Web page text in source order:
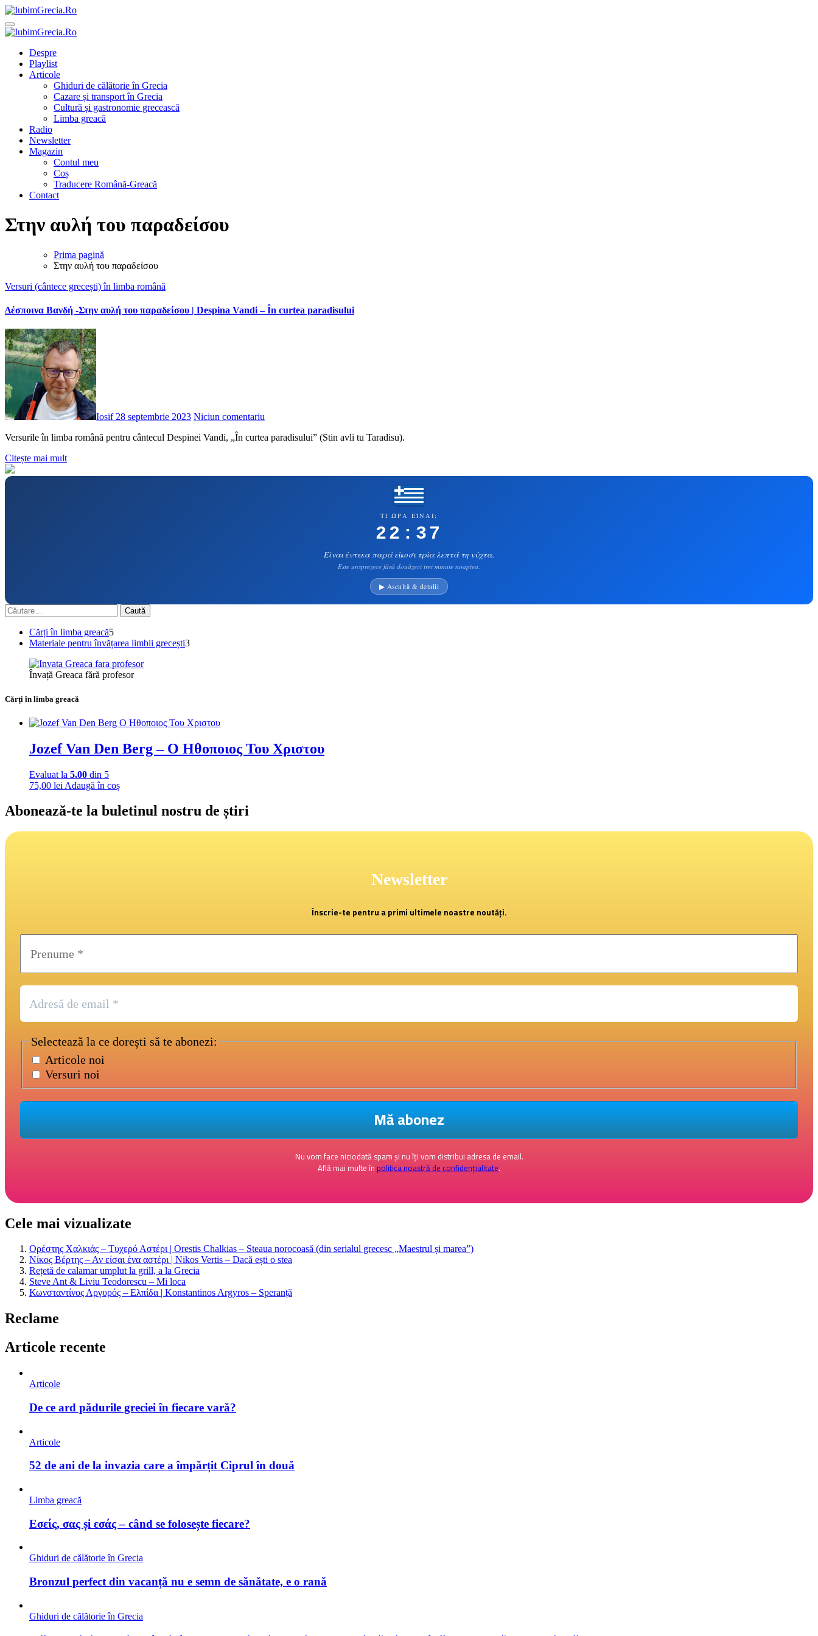
Sari
la
conținut
IubimGrecia.Ro
Ghiduri de călătorie, gastronomie și muzică grecească
Ghiduri de călătorie, gastronomie și muzică grecească
Despre
Playlist
Articole
Ghiduri de călătorie în Grecia
Cazare și transport în Grecia
Cultură și gastronomie grecească
Limba greacă
Radio
Newsletter
Magazin
Contul meu
Coș
Traducere Română-Greacă
Contact
Στην αυλή του παραδείσου
Prima pagină
Στην αυλή του παραδείσου
Versuri (cântece grecești) în limba română
Δέσποινα Βανδή -Στην αυλή του παραδείσου | Despina Vandi – În curtea paradisului
Iosif28 septembrie 2023 Niciun comentariu
Versurile în limba română pentru cântecul Despinei Vandi, „În curtea paradisului” (Stin avli tu Taradisu).
Citește mai mult
ΤΙ ΏΡΑ ΕΊΝΑΙ;
22:37
Είναι έντεκα παρά είκοσι τρία λεπτά τη νύχτα.
Este unsprezece fără douăzeci trei minute noaptea.
▶ Ascultă & detalii
Caută
după:
Cărți în limba greacă55
produse
Materiale pentru învățarea limbii grecești33
Învață Greaca fără profesor
Cărți în limba greacă
Jozef Van Den Berg – Ο Ηθοποιος Του Χριστου
Evaluat la 5.00 din 5
75,00 lei Adaugă în coș
Abonează-te la buletinul nostru de știri
Newsletter
Înscrie-te pentru a primi ultimele noastre noutăți.
Selectează la ce dorești să te abonezi:
Articole noi
Versuri noi
Nu vom face niciodată spam și nu îți vom distribui adresa de email.
Află mai multe înpolitica noastră de confidențialitate.
Cele mai vizualizate
Ορέστης Χαλκιάς – Τυχερό Αστέρι | Orestis Chalkias – Steaua norocoasă (din serialul grecesc „Maestrul și marea”)
Νίκος Βέρτης – Αν είσαι ένα αστέρι | Nikos Vertis – Dacă ești o stea
Rețetă de calamar umplut la grill, a la Grecia
Steve Ant & Liviu Teodorescu – Mi loca
Κωνσταντίνος Αργυρός – Ελπίδα | Konstantinos Argyros – Speranță
Reclame
Articole recente
Articole
De ce ard pădurile greciei în fiecare vară?
Articole
52 de ani de la invazia care a împărțit Ciprul în două
Limba greacă
Εσείς, σας și εσάς – când se folosește fiecare?
Ghiduri de călătorie în Grecia
Bronzul perfect din vacanță nu e semn de sănătate, e o rană
Ghiduri de călătorie în Grecia